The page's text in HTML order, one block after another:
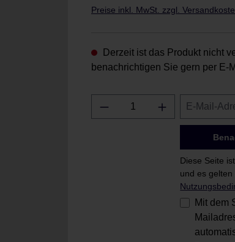
Preise inkl. MwSt. zzgl.
Derzeit ist das Produkt nicht
benachrichtigen Sie gern per E-
Diese Seite
und es gelten
Mit dem